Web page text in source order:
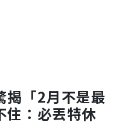
揭「2月不是最
：必丟特休